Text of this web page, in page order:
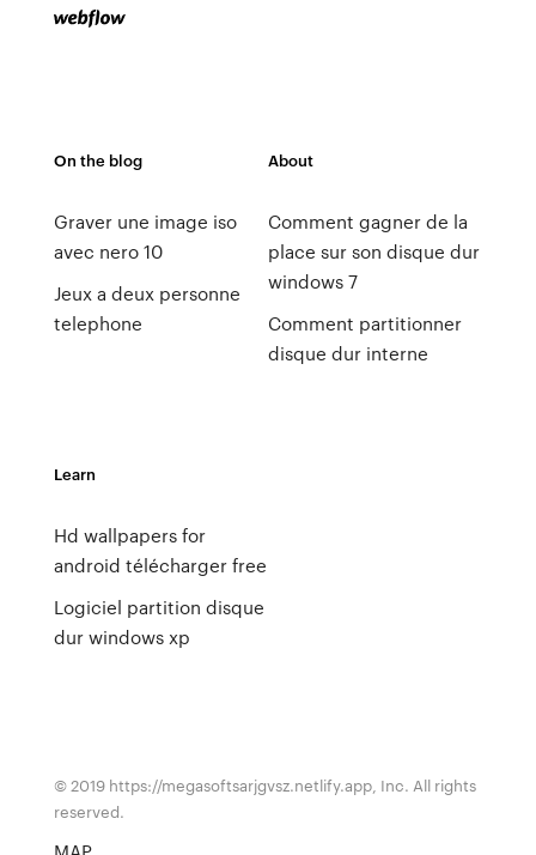
On the blog
Graver une image iso
avec nero 10
Jeux a deux personne
telephone
About
Comment gagner de la
place sur son disque dur
windows 7
Comment partitionner
disque dur interne
Learn
Hd wallpapers for
android télécharger free
Logiciel partition disque
dur windows xp
© 2019 https://megasoftsarjgvsz.netlify.app, Inc. All rights
reserved.